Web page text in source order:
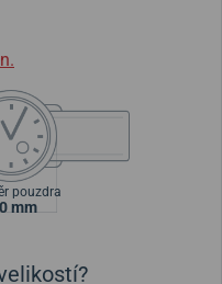
pouzdra
mm